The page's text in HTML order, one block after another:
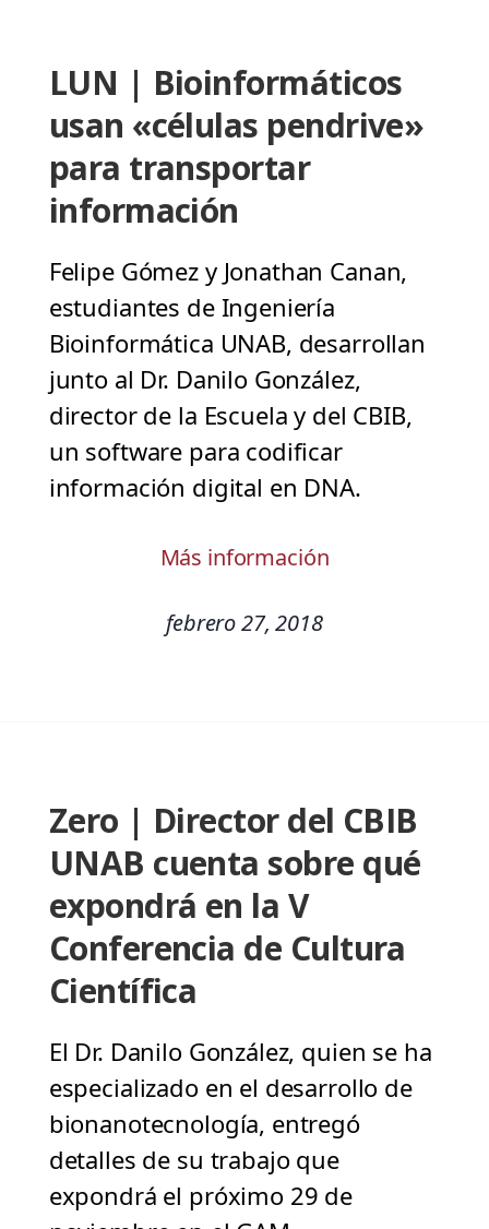
LUN | Bioinformáticos
usan «células pendrive»
para transportar
información
Felipe Gómez y Jonathan Canan,
estudiantes de Ingeniería
Bioinformática UNAB, desarrollan
junto al Dr. Danilo González,
director de la Escuela y del CBIB,
un software para codificar
información digital en DNA.
Más información
febrero 27, 2018
Zero | Director del CBIB
UNAB cuenta sobre qué
expondrá en la V
Conferencia de Cultura
Científica
El Dr. Danilo González, quien se ha
especializado en el desarrollo de
bionanotecnología, entregó
detalles de su trabajo que
expondrá el próximo 29 de